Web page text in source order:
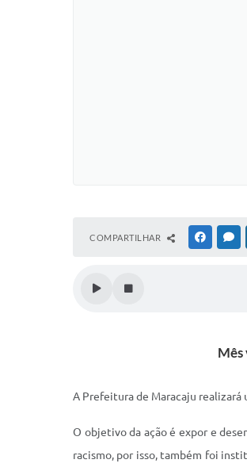
COMPARTILHAR
Mês
A Prefeitura de Maracaju realizará
O objetivo da ação é expor e
racismo, por isso, também foi